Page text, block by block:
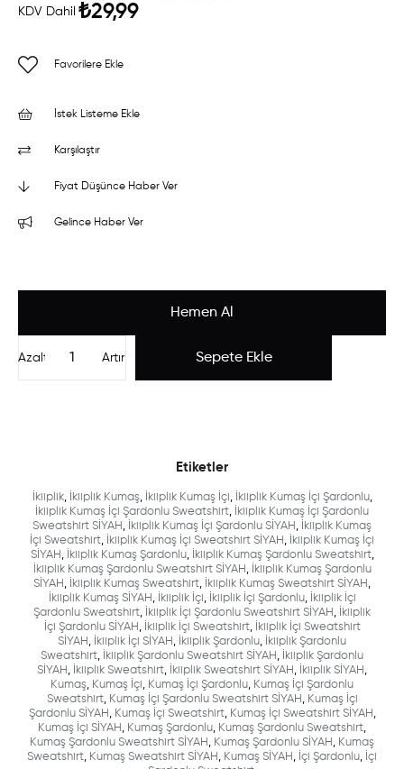
KDV Dahil ₺29,99
Favorilere Ekle
İstek Listeme Ekle
Karşılaştır
Fiyat Düşünce Haber Ver
Gelince Haber Ver
Artır
Azalt
Etiketler
İkiiplik, İkiiplik Kumaş, İkiiplik Kumaş İçi, İkiiplik Kumaş İçi Şardonlu,
İkiiplik Kumaş İçi Şardonlu Sweatshirt, İkiiplik Kumaş İçi Şardonlu
Sweatshirt SİYAH , İkiiplik Kumaş İçi Şardonlu SİYAH , İkiiplik Kumaş
İçi Sweatshirt, İkiiplik Kumaş İçi Sweatshirt SİYAH , İkiiplik Kumaş İçi
SİYAH , İkiiplik Kumaş Şardonlu, İkiiplik Kumaş Şardonlu Sweatshirt,
İkiiplik Kumaş Şardonlu Sweatshirt SİYAH , İkiiplik Kumaş Şardonlu
SİYAH , İkiiplik Kumaş Sweatshirt, İkiiplik Kumaş Sweatshirt SİYAH ,
İkiiplik Kumaş SİYAH , İkiiplik İçi, İkiiplik İçi Şardonlu, İkiiplik İçi
Şardonlu Sweatshirt, İkiiplik İçi Şardonlu Sweatshirt SİYAH , İkiiplik
İçi Şardonlu SİYAH , İkiiplik İçi Sweatshirt, İkiiplik İçi Sweatshirt
SİYAH , İkiiplik İçi SİYAH , İkiiplik Şardonlu, İkiiplik Şardonlu
Sweatshirt, İkiiplik Şardonlu Sweatshirt SİYAH , İkiiplik Şardonlu
SİYAH , İkiiplik Sweatshirt, İkiiplik Sweatshirt SİYAH , İkiiplik SİYAH ,
Kumaş, Kumaş İçi, Kumaş İçi Şardonlu, Kumaş İçi Şardonlu
Sweatshirt, Kumaş İçi Şardonlu Sweatshirt SİYAH , Kumaş İçi
Şardonlu SİYAH , Kumaş İçi Sweatshirt, Kumaş İçi Sweatshirt SİYAH ,
Kumaş İçi SİYAH , Kumaş Şardonlu, Kumaş Şardonlu Sweatshirt,
Kumaş Şardonlu Sweatshirt SİYAH , Kumaş Şardonlu SİYAH , Kumaş
Sweatshirt, Kumaş Sweatshirt SİYAH , Kumaş SİYAH , İçi Şardonlu, İçi